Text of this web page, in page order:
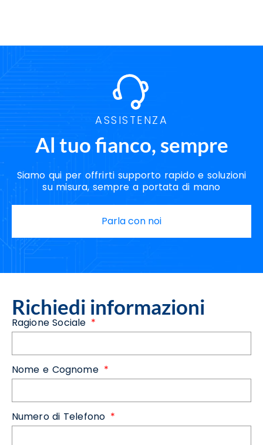
ASSISTENZA
Al tuo fianco, sempre
Siamo qui per offrirti supporto rapido e soluzioni
su misura, sempre a portata di mano
Parla con noi
Richiedi informazioni
Ragione Sociale
Nome e Cognome
Numero di Telefono